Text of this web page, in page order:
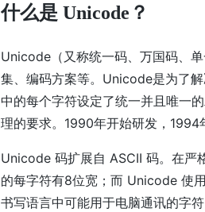
什么是 Unicode？
Unicode（又称统一码、万国码、
集、编码方案等。Unicode是为了
中的每个字符设定了统一并且唯一
理的要求。1990年开始研发，1994
Unicode 码扩展自 ASCII 码。在严
的每字符有8位宽；而 Unicode 使
书写语言中可能用于电脑通讯的字